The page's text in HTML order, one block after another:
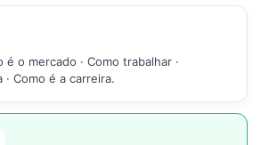
é o mercado · Como trabalhar ·
· Como é a carreira.